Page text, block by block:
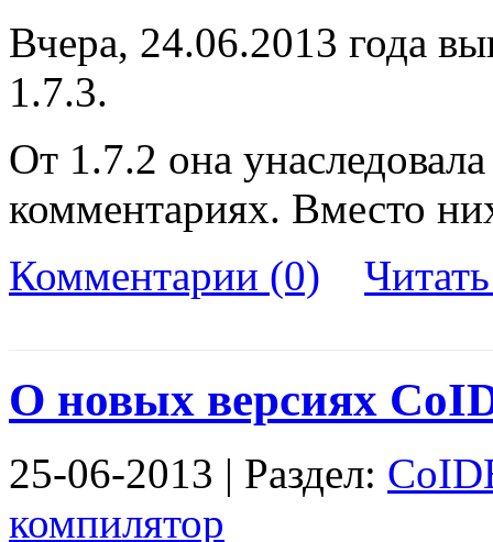
Вчера, 24.06.2013 года
1.7.3.
От 1.7.2 она
комментариях. Вместо
Комментарии (0)
О новых версиях
25-06-2013 | Раздел:
компилятор